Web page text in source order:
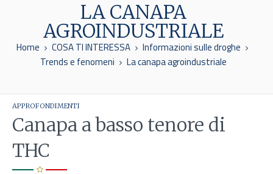
LA CANAPA
AGROINDUSTRIALE
Home COSA TI INTERESSA
Informazioni sulle droghe
Trends e fenomeni
La canapa agroindustriale
APPROFONDIMENTI
Canapa a basso tenore di
THC